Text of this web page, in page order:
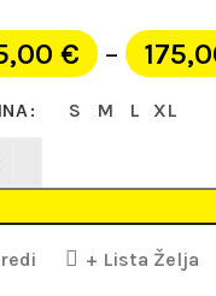
€ –
S M L XL
+ Lista Želja